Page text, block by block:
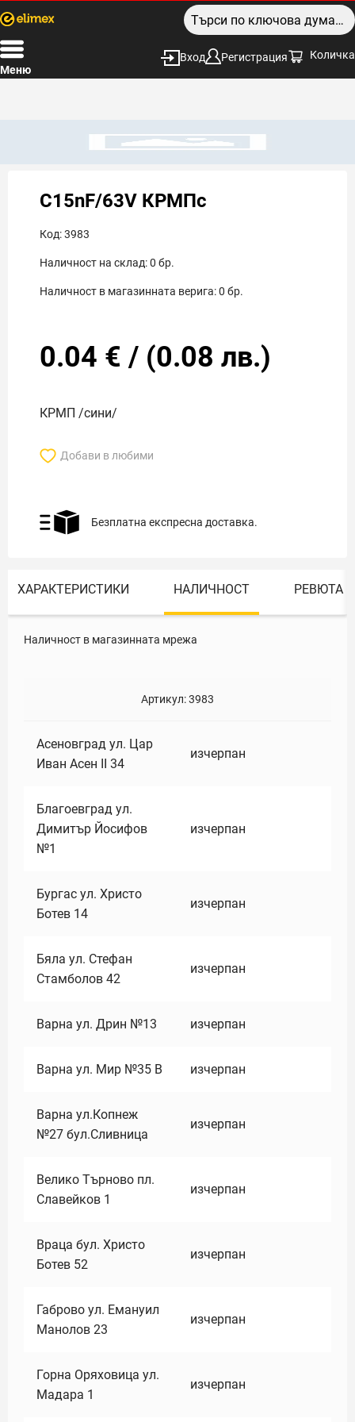
Меню
Вход Регистрация Количка
C15nF/63V КРМПс
Код:3983
Наличност на склад:0 бр.
Наличност в магазинната верига:0 бр.
0.04 € / (0.08 лв.)
КРМП /сини/
Добави в любими
Безплатна експресна доставка.
ХАРАКТЕРИСТИКИ НАЛИЧНОСТ РЕВЮТА
Наличност в магазинната мрежа
Артикул:3983
Асеновград ул. Цар
Иван Асен II 34
изчерпан
Благоевград ул.
Димитър Йосифов
№1
изчерпан
Бургас ул. Христо
Ботев 14
изчерпан
Бяла ул. Стефан
Стамболов 42
изчерпан
Варна ул. Дрин №13 изчерпан
Варна ул. Мир №35 В изчерпан
Варна ул.Копнеж
№27 бул.Сливница
изчерпан
Велико Търново пл.
Славейков 1
изчерпан
Враца бул. Христо
Ботев 52
изчерпан
Габрово ул. Емануил
Манолов 23
изчерпан
Горна Оряховица ул.
Мадара 1
изчерпан